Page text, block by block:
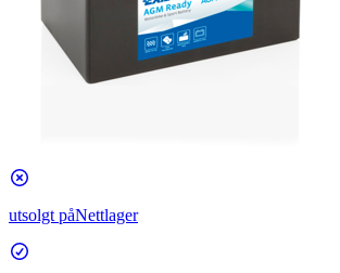
utsolgt påNettlager